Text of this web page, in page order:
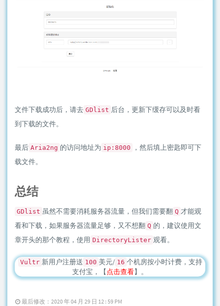
文件下载成功后，请去 GDlist 后台，更新下缓存可以及时看
到下载的文件。
最后 Aria2ng 的访问地址为 ip:8000
，然后填上密匙即可下
载文件。
总结
GDlist 虽然不需要消耗服务器流量，但我们需要翻 Q 才能观
看和下载，如果服务器流量足够，又不想翻 Q 的，建议使用文
章开头的那个教程，使用 DirectoryLister 观看。
Vultr 新用户注册送 100 美元/ 16 个机房按小时计费，支持
支付宝，【点击查看】。
最后修改：2020 年 04 月 29 日 12 : 59 PM